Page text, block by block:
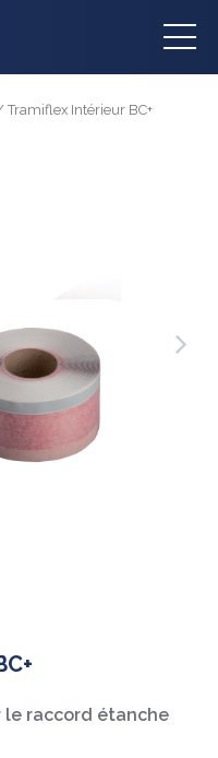
Tramiflex Intérieur BC+
le raccord étanche